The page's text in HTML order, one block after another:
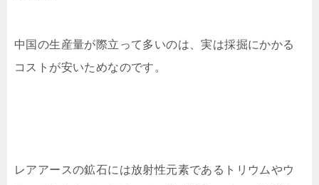
中国の生産量が際立って多いのは、実は採掘にかかる
コストが安いためなのです。
レアアースの鉱石には放射性元素であるトリウムやウ